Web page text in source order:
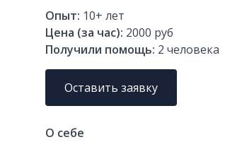
Опыт: 10+ лет
Цена (за час): 2000 руб
Получили помощь: 2 человека
Оставить заявку
О себе